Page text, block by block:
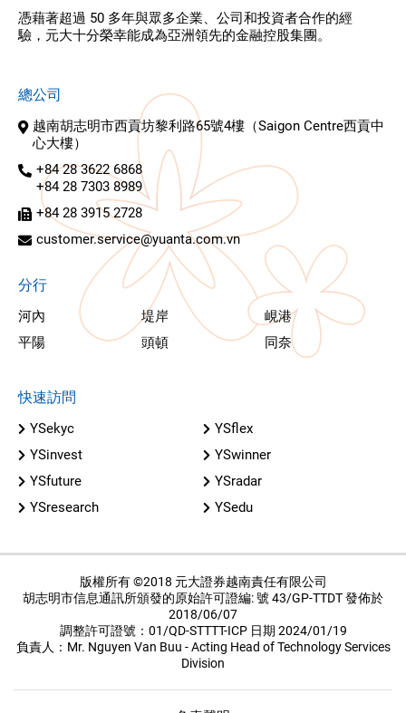
憑藉著超過 50 多年與眾多企業、公司和投資者合作的經
驗，元大十分榮幸能成為亞洲領先的金融控股集團。
總公司
越南胡志明市西貢坊黎利路65號4樓（Saigon Centre西貢中
心大樓）
+84 28 3622 6868
+84 28 7303 8989
+84 28 3915 2728
customer.service@yuanta.com.vn
分行
河內 堤岸
峴港
平陽
頭頓 同奈
快速訪問
YSekyc
YSflex
YSinvest
YSwinner
YSfuture
YSradar
YSresearch
YSedu
版權所有 ©2018 元大證券越南責任有限公司
胡志明市信息通訊所頒發的原始許可證編: 號 43/GP-TTDT 發佈於
2018/06/07
調整許可證號：01/QD-STTTT-ICP 日期 2024/01/19
負責人：Mr. Nguyen Van Buu - Acting Head of Technology Services
Division